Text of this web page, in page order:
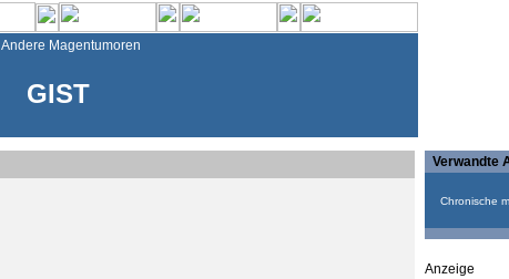
Andere Magentumoren
GIST
Verwandte
Chronische
Anzeige